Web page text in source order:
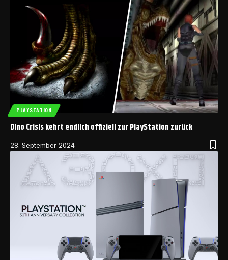
PLAYSTATION
Dino Crisis kehrt endlich offiziell zur PlayStation zurück
28. September 2024